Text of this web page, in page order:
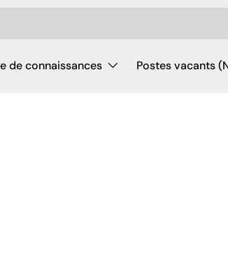
de connaissances Postes vacants